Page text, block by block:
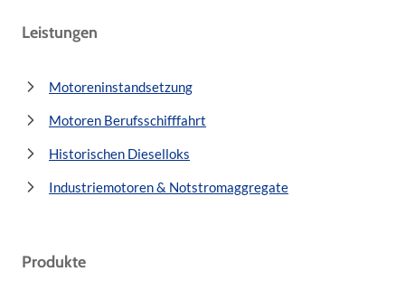
Leistungen
Motoreninstandsetzung
Motoren Berufsschifffahrt
Historischen Dieselloks
Industriemotoren & Notstromaggregate
Produkte